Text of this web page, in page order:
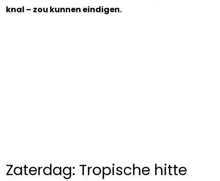
knal – zou kunnen eindigen.
Zaterdag: Tropische hitte